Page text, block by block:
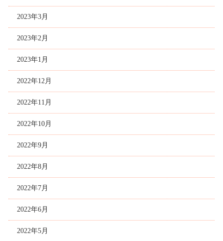
2023年3月
2023年2月
2023年1月
2022年12月
2022年11月
2022年10月
2022年9月
2022年8月
2022年7月
2022年6月
2022年5月